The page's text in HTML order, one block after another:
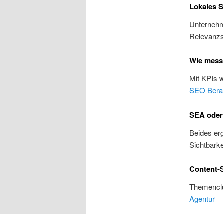
Lokales
Wie
Mit KPIs
SEO
SEA
Beides
Content-
Agentur